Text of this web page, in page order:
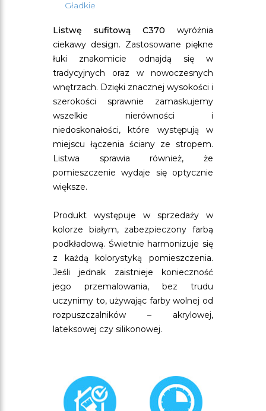
Gładkie
Listwę sufitową C370 wyróżnia
ciekawy design. Zastosowane piękne
łuki znakomicie odnajdą się w
tradycyjnych oraz w nowoczesnych
wnętrzach. Dzięki znacznej wysokości i
szerokości sprawnie zamaskujemy
wszelkie nierówności i
niedoskonałości, które występują w
miejscu łączenia ściany ze stropem.
Listwa sprawia również, że
pomieszczenie wydaje się optycznie
większe.
Produkt występuje w sprzedaży w
kolorze białym, zabezpieczony farbą
podkładową. Świetnie harmonizuje się
z każdą kolorystyką pomieszczenia.
Jeśli jednak zaistnieje konieczność
jego przemalowania, bez trudu
uczynimy to, używając farby wolnej od
rozpuszczalników – akrylowej,
lateksowej czy silikonowej.